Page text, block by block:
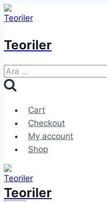
Skip
to
Teoriler
Arama:
Cart
Checkout
My account
Shop
Teoriler